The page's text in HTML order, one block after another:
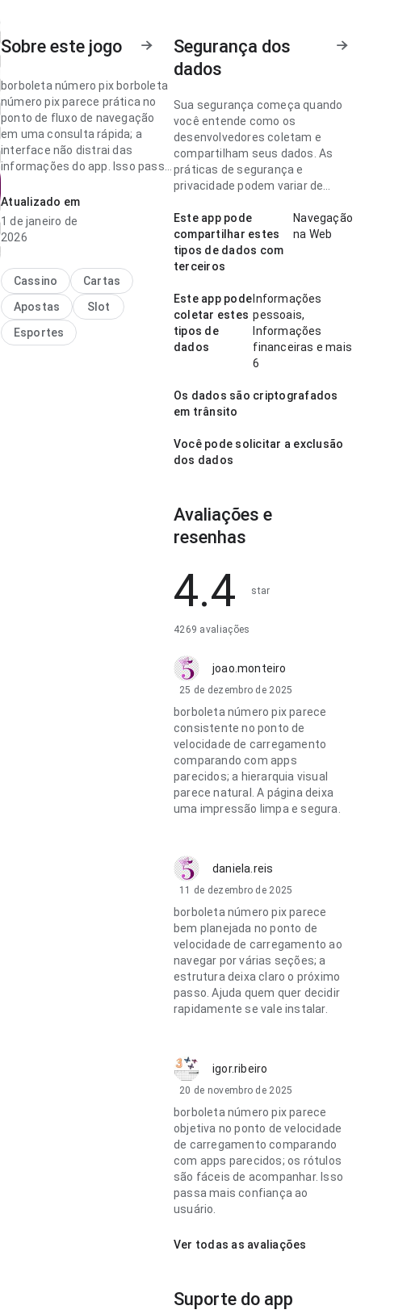
Sobre este jogo
borboleta número pix borboleta
número pix parece prática no
ponto de fluxo de navegação
em uma consulta rápida; a
interface não distrai das
informações do app. Isso passa
borboleta número pix parece
fluida no ponto de fluxo de
informações do app. A
experiência combina bem com
uso frequente.
Atualizado em
1 de janeiro de
2026
Cassino
Cartas
Apostas
Slot
Esportes
Segurança dos
dados
Sua segurança começa quando
você entende como os
desenvolvedores coletam e
compartilham seus dados. As
práticas de segurança e
privacidade podem variar de
idade.
Este app pode
compartilhar estes
tipos de dados com
terceiros
Navegação
na Web
Este app pode
coletar estes
tipos de
dados
Informações
pessoais,
Informações
financeiras e mais
6
Os dados são criptografados
em trânsito
Você pode solicitar a exclusão
dos dados
Avaliações e
resenhas
4.4 star
4269 avaliações
joao.monteiro
25 de dezembro de 2025
borboleta número pix parece
consistente no ponto de
velocidade de carregamento
comparando com apps
parecidos; a hierarquia visual
parece natural. A página deixa
uma impressão limpa e segura.
daniela.reis
11 de dezembro de 2025
borboleta número pix parece
bem planejada no ponto de
velocidade de carregamento ao
navegar por várias seções; a
estrutura deixa claro o próximo
passo. Ajuda quem quer decidir
rapidamente se vale instalar.
igor.ribeiro
20 de novembro de 2025
borboleta número pix parece
objetiva no ponto de velocidade
de carregamento comparando
com apps parecidos; os rótulos
são fáceis de acompanhar. Isso
passa mais confiança ao
usuário.
Ver todas as avaliações
Suporte do app